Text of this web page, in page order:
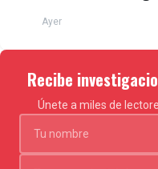
Ayer
Recibe
Únete a miles de